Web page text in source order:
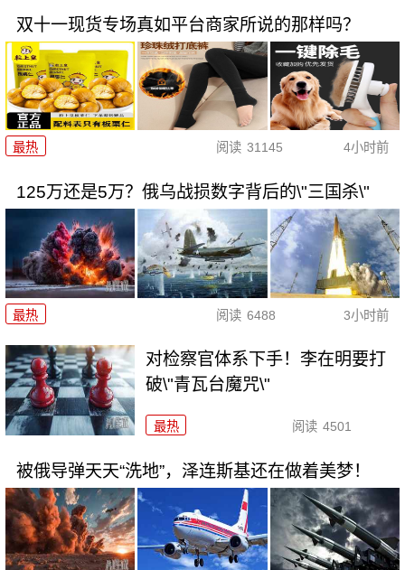
双十一现货专场真如平台商家所说的那样吗？
最热 阅读 31145 4小时前
125万还是5万？俄乌战损数字背后的\"三国杀\"
最热 阅读 6488 3小时前
对检察官体系下手！李在明要打
破\"青瓦台魔咒\"
最热 阅读 4501
被俄导弹天天“洗地”，泽连斯基还在做着美梦！